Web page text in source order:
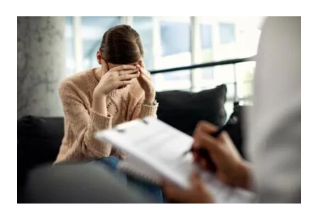
Кодирование Двойной блок
Кодирование по методу Довженко
Кодирование Дисульфирамом
Кодирование Алгоминалом
Вшивание от алкоголизма
Кодирование Вивитролом
Кодирование Аквилонгом